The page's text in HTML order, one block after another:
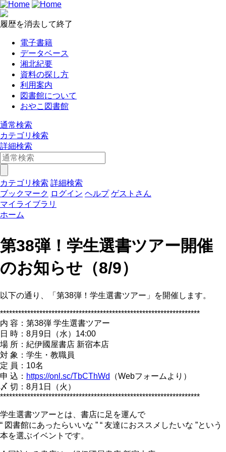
履歴を消去して終了
電子書籍
データベース
湘北紀要
資料の探し方
利用案内
図書館について
おやこ図書館
通常検索
カテゴリ検索
詳細検索
カテゴリ検索 詳細検索
ブックマーク ログイン ヘルプ ゲストさん
マイライブラリ
ホーム
第38弾！学生選書ツアー開催
のお知らせ（8/9）
以下の通り、「第38弾！学生選書ツアー」を開催します。
******************************************************************
内 容：第38弾 学生選書ツアー
日 時：8月9日（水）14:00
場 所：紀伊國屋書店 新宿本店
対 象：学生・教職員
定 員：10名
申 込： https://onl.sc/TbCThWd
（Webフォームより）
〆 切：8月1日（火）
******************************************************************
学生選書ツアーとは、書店に足を運んで
“ 図書館にあったらいいな ” “ 友達におススメしたいな ”という
本を選ぶイベントです。